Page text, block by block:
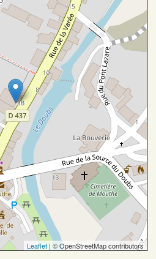
Leaflet | © OpenStreetMap contributors